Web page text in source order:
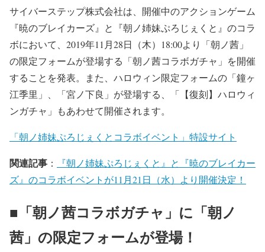
サイバーステップ株式会社は、開催中のアクションゲーム
『暁のブレイカーズ』と『朝ノ姉妹ぷろじぇくと』のコラ
ボにおいて、2019年11月28日（木）18:00より「朝ノ茜」
の限定フォームが登場する「朝ノ茜コラボガチャ」を開催
することを発表。また、ハロウィン限定フォームの「鐘ヶ
江季里」、「宮ノ下良」が登場する、「【復刻】ハロウィ
ンガチャ」もあわせて開催されます。
「朝ノ姉妹ぷろじぇくとコラボイベント」特設サイト
関連記事 ：
『朝ノ姉妹ぷろじぇくと』と『暁のブレイカー
ズ』のコラボイベントが11月21日（水）より開催決定！
■「朝ノ茜コラボガチャ」に「朝ノ
茜」の限定フォームが登場！